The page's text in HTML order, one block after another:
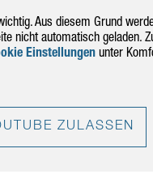
Aus diesem Grund
nicht automatisch geladen.
Einstellungen unter
ZULASSEN